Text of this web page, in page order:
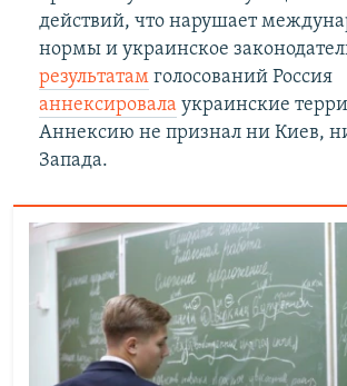
действий, что нарушает
нормы и украинское
результатамголосований Россия
аннексировала украинские
Аннексию не признал ни Киев,
Запада.